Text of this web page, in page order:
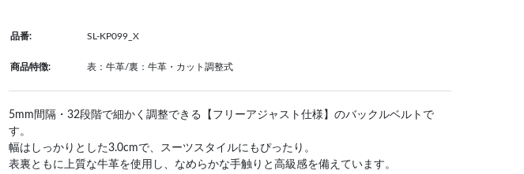
品番: SL-KP099_X
商品特徴: 表：牛革/裏：牛革・カット調整式
5mm間隔・32段階で細かく調整できる【フリーアジャスト仕様】のバックルベルトで
す。
幅はしっかりとした3.0cmで、スーツスタイルにもぴったり。
表裏ともに上質な牛革を使用し、なめらかな手触りと高級感を備えています。